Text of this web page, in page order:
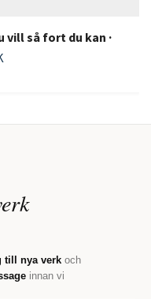
vill så fort du kan ·
till nya verk och
innan vi